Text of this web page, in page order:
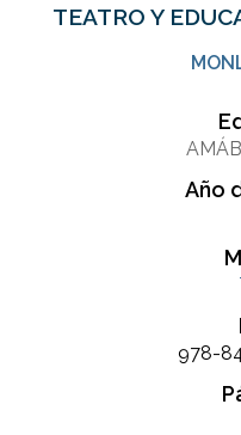
TEATRO Y
Año
978-